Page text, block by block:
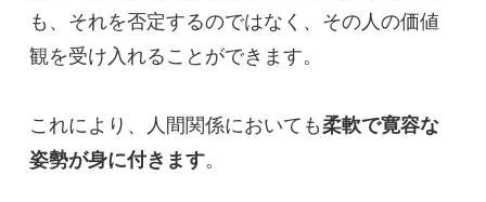
も、それを否定するのではなく、その人の価値
観を受け入れることができます。
これにより、人間関係においても柔軟で寛容な
姿勢が身に付きます。